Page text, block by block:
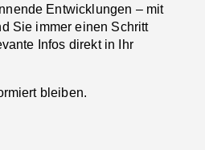
Entwicklungen – mit
Sie immer einen Schritt
Infos direkt in Ihr
bleiben.